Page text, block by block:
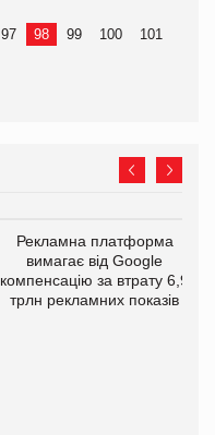
97 98 99 100
101
Рекламна платформа
вимагає від Google
компенсацію за втрату 6,9
трлн рекламних показів